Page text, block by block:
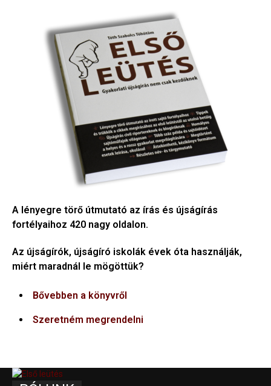
A lényegre törő útmutató az írás és újságírás
fortélyaihoz 420 nagy oldalon.
Az újságírók, újságíró iskolák évek óta használják,
miért maradnál le mögöttük?
Bővebben a könyvről
Szeretném megrendelni